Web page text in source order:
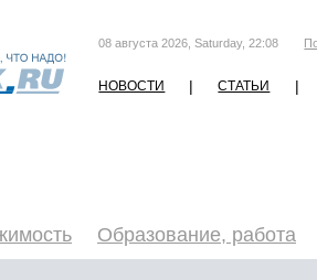
08 августа 2026, Saturday, 22:08
НОВОСТИ | СТАТЬИ |
Образование, работа